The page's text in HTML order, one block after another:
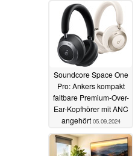
Soundcore Space One
Pro: Ankers kompakt
faltbare Premium-Over-
Ear-Kopfhörer mit ANC
angehört 05.09.2024